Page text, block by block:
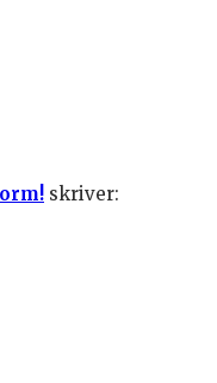
skriver: